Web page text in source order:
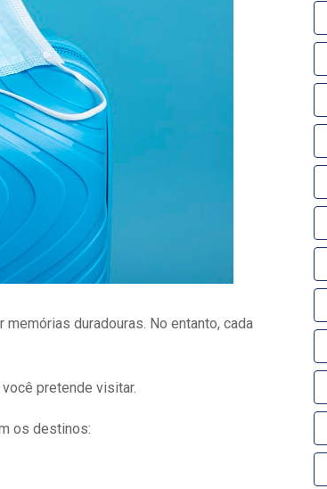
duradouras. No entanto, cada
pretende visitar.
os destinos: